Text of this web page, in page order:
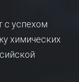
с успехом
химических